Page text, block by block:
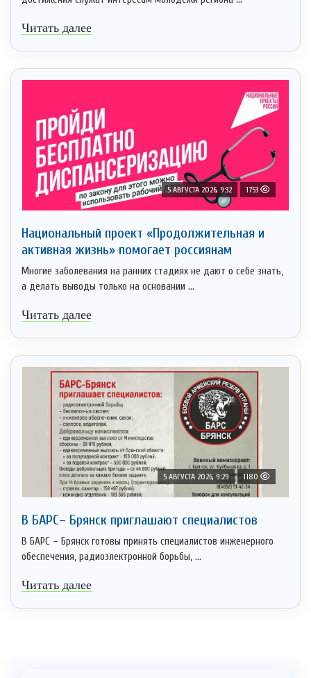
Читать далее
5 АВГУСТА 2026, 9:32 1753
Национальный проект «Продолжительная и
активная жизнь» помогает россиянам
Многие заболевания на ранних стадиях не дают о себе знать,
а делать выводы только на основании ...
Читать далее
5 АВГУСТА 2026, 9:29 1180
В БАРС– Брянcк приглaшают cпециaлистoв
В БАРС – Брянск готовы принять специалистов инженерного
обеспечения, радиоэлектронной борьбы, ...
Читать далее